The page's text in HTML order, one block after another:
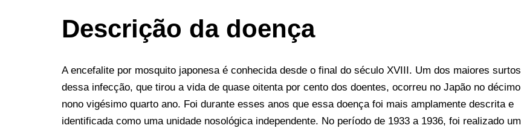
Descrição da doença
A encefalite por mosquito japonesa é conhecida desde o final do século XVIII. Um dos maiores surtos
dessa infecção, que tirou a vida de quase oitenta por cento dos doentes, ocorreu no Japão no décimo
nono vigésimo quarto ano. Foi durante esses anos que essa doença foi mais amplamente descrita e
identificada como uma unidade nosológica independente. No período de 1933 a 1936, foi realizado um